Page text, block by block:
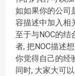
如如果你的公司
容描述中加入相
至于与NOC的结
者, 把NOC描述
你觉得自己的经
同时, 大家大可